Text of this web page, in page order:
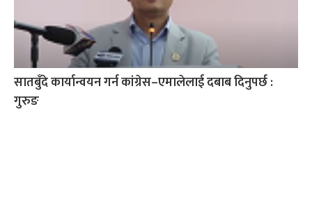
सातबुँदे कार्यान्वयन गर्न कांग्रेस–एमालेलाई दबाब दिनुपर्छ :
गुरुङ